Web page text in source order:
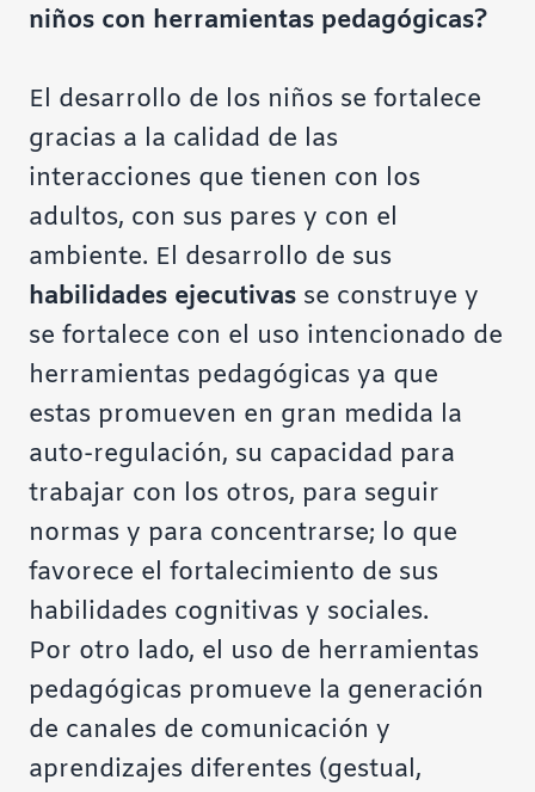
niños con herramientas pedagógicas?
El desarrollo de los niños se fortalece
gracias a la calidad de las
interacciones que tienen con los
adultos, con sus pares y con el
ambiente. El desarrollo de sus
habilidades ejecutivas se construye y
se fortalece con el uso intencionado de
herramientas pedagógicas ya que
estas promueven en gran medida la
auto-regulación, su capacidad para
trabajar con los otros, para seguir
normas y para concentrarse; lo que
favorece el fortalecimiento de sus
habilidades cognitivas y sociales.
Por otro lado, el uso de herramientas
pedagógicas promueve la generación
de canales de comunicación y
aprendizajes diferentes (gestual,